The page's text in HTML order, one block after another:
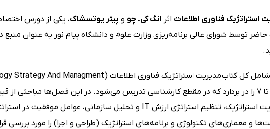
استراتژیک فناوری اطلاعات اثر انگ کی. چو و پیتر یوتسشاک، یکی از دورس
توسط شورای عالی برنامه­‌ریزی وزارت علوم و دانشگاه پیام­ نور به عنوان
فصل­‌های 1 تا 7 را در بردارد که در مقطع کارشناسی تدریس می­‌شود. در این فصل‌­ها
و معماری­‌های تکنولوژی و برنامه‌­های استراتژیک (طراحی و اجرا) را مورد بررسی